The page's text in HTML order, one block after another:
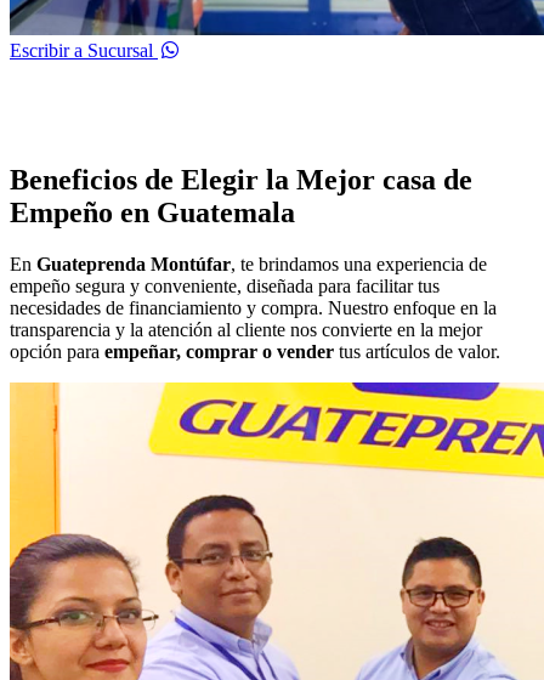
Escribir a Sucursal
Beneficios de Elegir la Mejor casa de
Empeño en Guatemala
En Guateprenda Montúfar, te brindamos una experiencia de
empeño segura y conveniente, diseñada para facilitar tus
necesidades de financiamiento y compra. Nuestro enfoque en la
transparencia y la atención al cliente nos convierte en la mejor
opción para empeñar, comprar o vender tus artículos de valor.